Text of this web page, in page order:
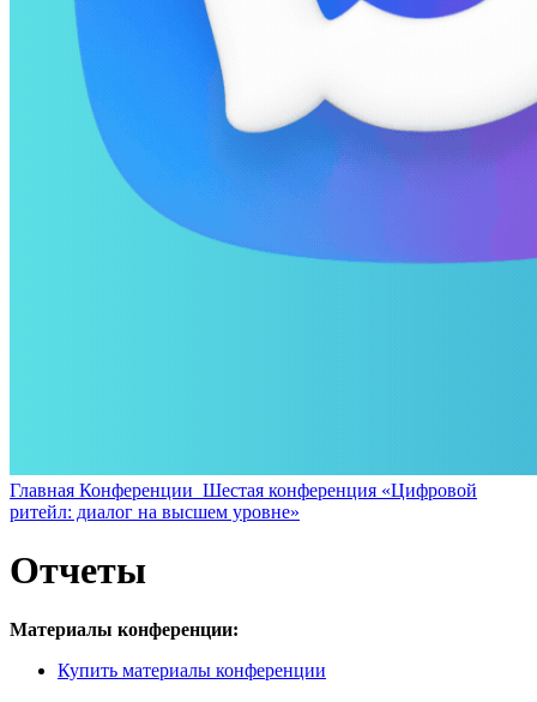
Главная Конференции Шестая конференция «Цифровой
ритейл: диалог на высшем уровне»
Отчеты
Материалы конференции:
Купить материалы конференции